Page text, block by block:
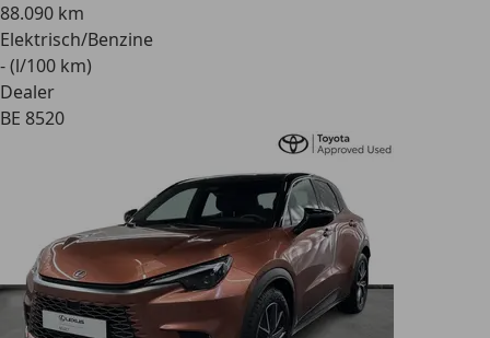
88.090 km
Elektrisch/Benzine
- (l/100 km)
Dealer
BE 8520